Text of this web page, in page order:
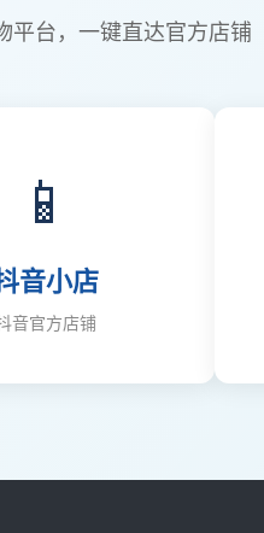
平台，一键直达官方店铺
📱
音小店
音官方店铺